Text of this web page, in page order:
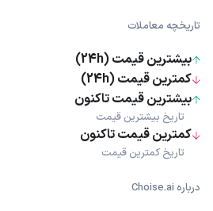
تاریخچه معاملات
بیشترین قیمت (24h)
کمترین قیمت (24h)
بیشترین قیمت تاکنون
تاریخ بیشترین قیمت
کمترین قیمت تاکنون
تاریخ کمترین قیمت
درباره Choise.ai